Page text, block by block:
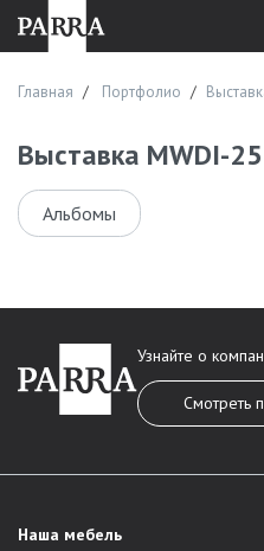
Главная Портфолио
Выставка MWDI-25
Альбомы
Наша мебель
Узнайте о
Смотреть